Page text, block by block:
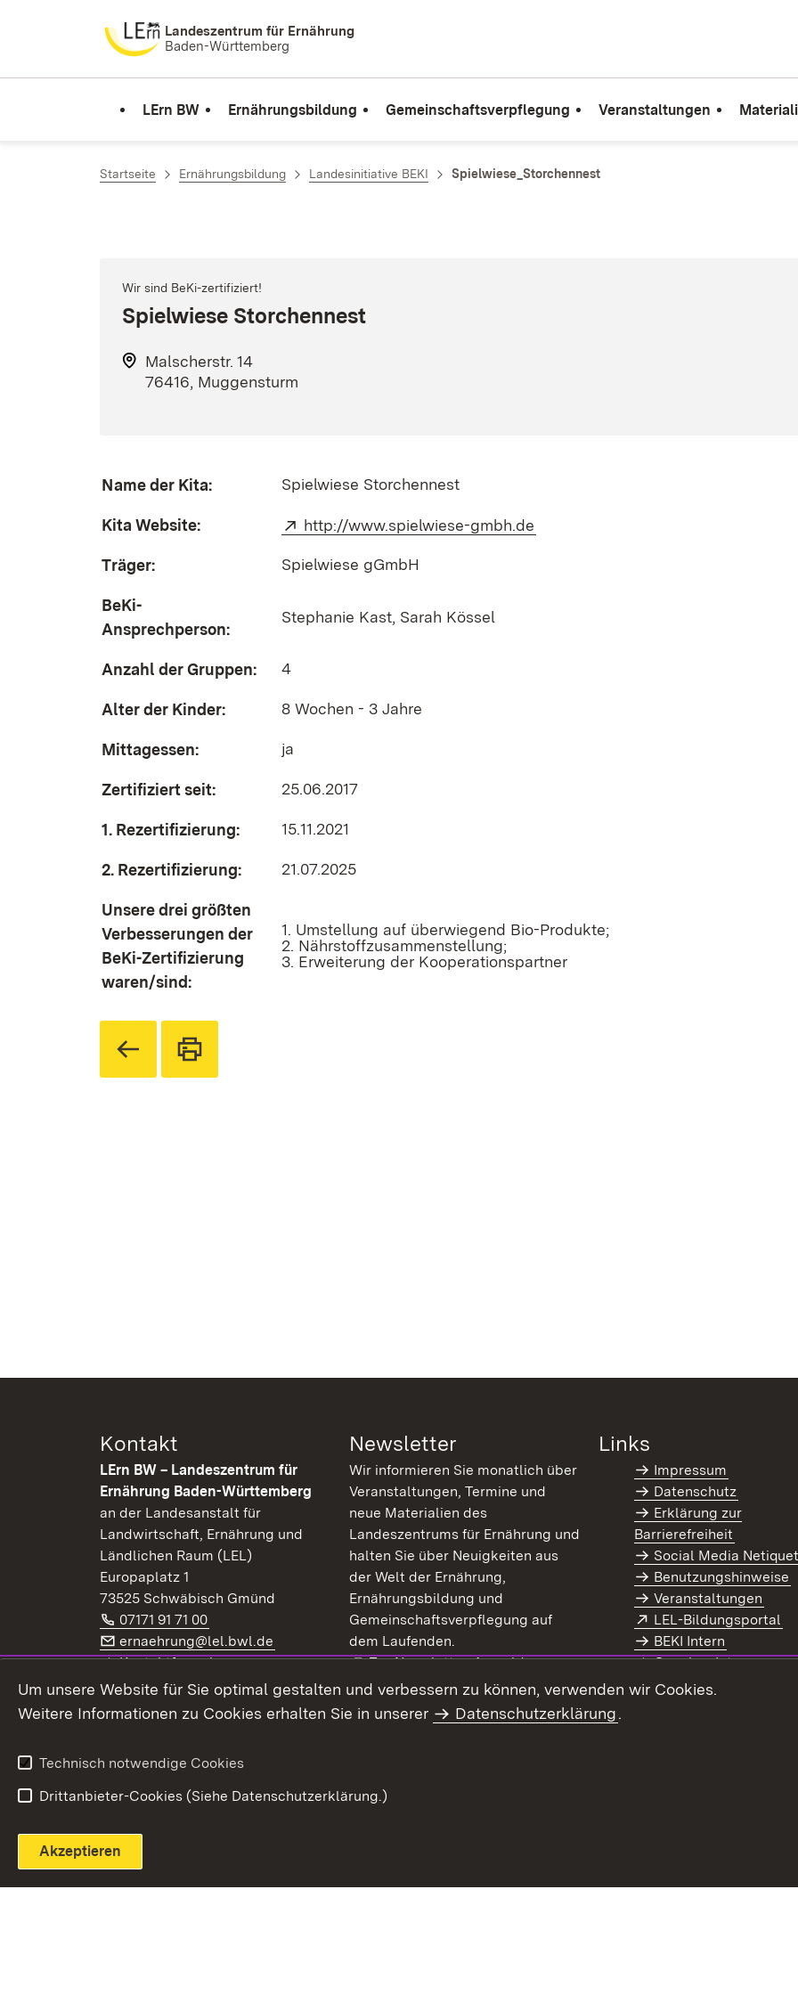
Zum Inhalt springenLandeszentrum für Ernährung
Baden-Württemberg
LErn BW Ernährungsbildung Gemeinschaftsverpflegung Veranstaltungen
Startseite Ernährungsbildung Landesinitiative BEKI Spielwiese_Storchennest
Wir sind BeKi-zertifiziert!
Spielwiese Storchennest
Malscherstr. 14
76416, Muggensturm
Name der Kita: Spielwiese Storchennest
Kita Website: Extern:
http://www.spielwiese-gmbh.de
Träger: Spielwiese gGmbH
BeKi-
Ansprechperson:
Stephanie Kast, Sarah Kössel
Anzahl der Gruppen: 4
Alter der Kinder: 8 Wochen - 3 Jahre
Mittagessen: ja
Zertifiziert seit: 25.06.2017
1. Rezertifizierung: 15.11.2021
2. Rezertifizierung: 21.07.2025
Unsere drei größten
Verbesserungen der
BeKi-Zertifizierung
waren/sind:
1. Umstellung auf überwiegend Bio-Produkte;
2. Nährstoffzusammenstellung;
3. Erweiterung der Kooperationspartner
Kontakt
LErn BW – Landeszentrum für
Ernährung Baden-Württemberg
an der Landesanstalt für
Landwirtschaft, Ernährung und
Ländlichen Raum (LEL)
Europaplatz 1
73525 Schwäbisch Gmünd
Telefon:
07171 91 71 00 (Öffnet in neuem Fenster)
E-Mail:
ernaehrung@lel.bwl.de (Öffnet in neuem Fenster)
Kontaktformular
Extern:
LinkedIn (Öffnet in neuem Fenster)
Newsletter
Wir informieren Sie monatlich über
Veranstaltungen, Termine und
neue Materialien des
Landeszentrums für Ernährung und
halten Sie über Neuigkeiten aus
der Welt der Ernährung,
Ernährungsbildung und
Gemeinschaftsverpflegung auf
dem Laufenden.
Extern:
Zur Newsletter-Anmeldung(Öffnet in neuem Fenster)
Newsletter-Archiv
Links
Impressum
Datenschutz
Erklärung zur
Barrierefreiheit
Social Media
Benutzungshinweise
Veranstaltungen
Extern:
LEL-Bildungsportal
BEKI Intern
Coaches Intern
Intranet
Um unsere Website für Sie optimal gestalten und verbessern zu können, verwenden wir Cookies.
Weitere Informationen zu Cookies erhalten Sie in unserer
Datenschutzerklärung.
Technisch notwendige Cookies
Drittanbieter-Cookies (Siehe Datenschutzerklärung.)
Akzeptieren